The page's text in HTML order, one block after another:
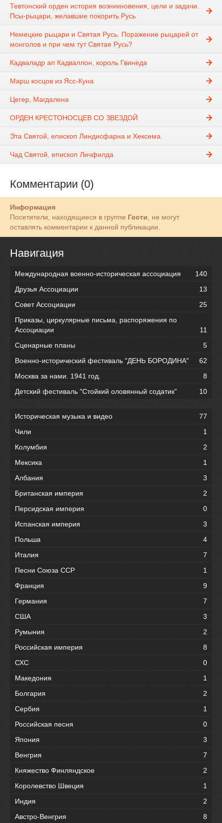
Тевтонский орден история возникновения, цели и задачи.
Псы-рыцари, желавшие покорить Русь
Немецкие рыцари и Святая Русь. Поражение рыцарей от
монголов и при чем тут Святая Русь?
Кадваладр ап Кадваллон, король Гвинеда
Марш косцов из Ясс-Куна
Цегер, Магдалена
ОРДЕН КРЕСТОНОСЦЕВ СО ЗВЕЗДОЙ
Эта Святой, епископ Линдисфарна и Хексема
Чад Святой, епископ Личфилда
Комментарии (0)
Информация
Посетители, находящиеся в группе Гости , не могут
оставлять комментарии к данной публикации.
Навигация
Международная военно-историческая ассоциация
140
Друзья Ассоциации
13
Совет Ассоциации
25
Приказы, циркулярные письма, распоряжения по
Ассоциации
11
Сценарные планы
5
Военно-исторический фестиваль "ДЕНЬ БОРОДИНА"
62
Москва за нами. 1941 год.
8
Детский фестиваль "Стойкий оловянный содатик"
10
Историческая музыка и видео
77
Чили
1
Колумбия
2
Мексика
1
Албания
3
Британская империя
2
Персидская империя
0
Испанская империя
3
Польша
4
Италия
7
Песни Союза ССР
1
Франция
9
Германия
7
США
3
Румыния
2
Российская империя
8
СХС
0
Македония
1
Болгария
2
Сербия
1
Российская песня
0
Япония
3
Венгрия
7
Княжество Финляндское
2
Королевство Швеция
1
Индия
2
Австро-Венгрия
8